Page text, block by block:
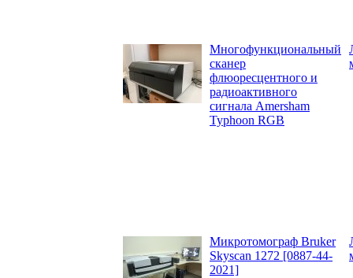
Многофункциональный
сканер
флюоресцентного и
радиоактивного
сигнала Amersham
Typhoon RGB
Микротомограф Bruker
Skyscan 1272 [0887-44-
2021]